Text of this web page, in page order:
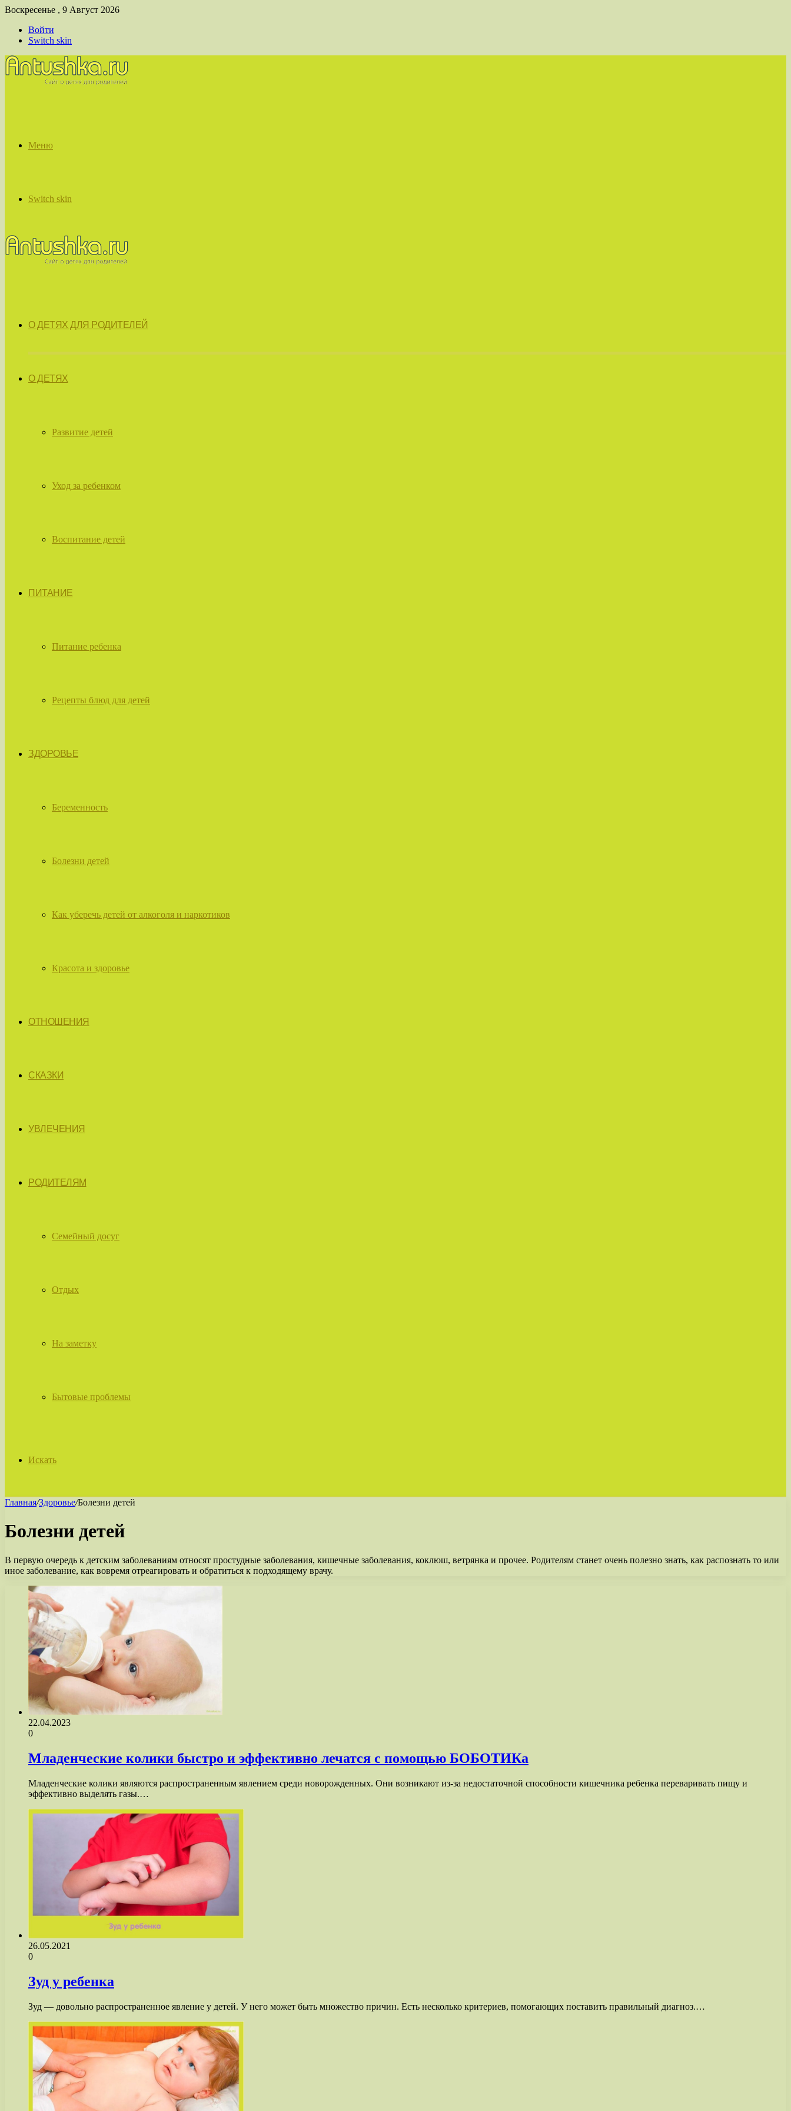
Воскресенье , 9 Август 2026
Войти
Switch skin
Меню
Switch skin
О ДЕТЯХ ДЛЯ РОДИТЕЛЕЙ
О ДЕТЯХ
Развитие детей
Уход за ребенком
Воспитание детей
ПИТАНИЕ
Питание ребенка
Рецепты блюд для детей
ЗДОРОВЬЕ
Беременность
Болезни детей
Как уберечь детей от алкоголя и наркотиков
Красота и здоровье
ОТНОШЕНИЯ
СКАЗКИ
УВЛЕЧЕНИЯ
РОДИТЕЛЯМ
Семейный досуг
Отдых
На заметку
Бытовые проблемы
Искать
Главная/Здоровье/Болезни детей
Болезни детей
В первую очередь к детским заболеваниям относят простудные заболевания, кишечные заболевания, коклюш, ветрянка и прочее. Родителям станет очень полезно знать, как распознать то или
иное заболевание, как вовремя отреагировать и обратиться к подходящему врачу.
22.04.2023
0
Младенческие колики быстро и эффективно лечатся с помощью БОБОТИКа
Младенческие колики являются распространенным явлением среди новорожденных. Они возникают из-за недостаточной способности кишечника ребенка переваривать пищу и
эффективно выделять газы.…
26.05.2021
0
Зуд у ребенка
Зуд — довольно распространенное явление у детей. У него может быть множество причин. Есть несколько критериев, помогающих поставить правильный диагноз.…